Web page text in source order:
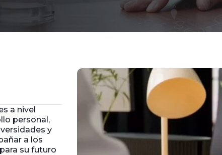
a nivel
personal,
y
a los
su futuro